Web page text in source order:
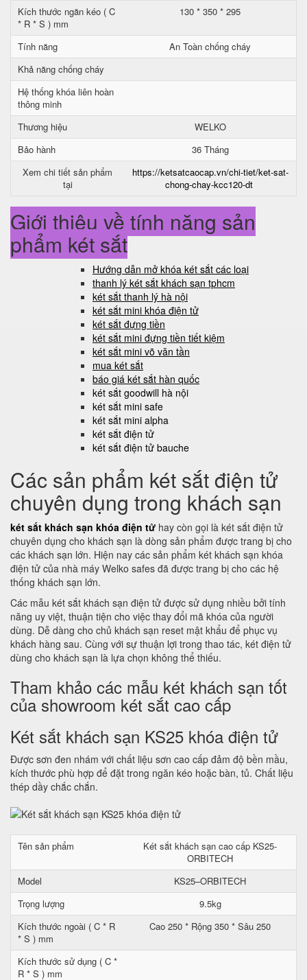
Kích thước ngăn kéo ( C
* R * S ) mm
130 * 350 * 295
Tính năng
An Toàn chống cháy
Khả năng chống cháy
Hệ thống khóa liên hoàn
thông minh
Thương hiệu
WELKO
Bảo hành
36 Tháng
Xem chi tiết sản phẩm
tại
https://ketsatcaocap.vn/chi-tiet/ket-sat-
chong-chay-kcc120-dt
Giới thiệu về tính năng sản
phẩm két sắt
Hướng dẫn mở khóa két sắt các loại
thanh lý két sắt khách sạn tphcm
két sắt thanh lý hà nội
két sắt mini khóa điện tử
két sắt đựng tiền
két sắt mini đựng tiền tiết kiệm
két sắt mini võ văn tần
mua két sắt
báo giá két sắt hàn quốc
két sắt goodwill hà nội
két sắt mini safe
két sắt mini alpha
két sắt điện tử
két sắt điện tử bauche
Các sản phẩm két sắt điện tử
chuyên dụng trong khách sạn
két sắt khách sạn khóa điện tử hay còn gọi là két sắt điện tử
chuyên dụng cho khách sạn là dòng sản phẩm được trang bị cho
các khách sạn lớn. Hiện nay các sản phẩm két khách sạn khóa
điện tử của nhà máy Welko safes đã được trang bị cho các hệ
thống khách sạn lớn.
Các mẫu két sắt khách sạn điện tử được sử dụng nhiều bởi tính
năng uy việt, thuận tiện cho việc thay đổi mã khóa của người
dùng. Dễ dàng cho chủ khách sạn reset mật khẩu để phục vụ
khách hàng sau. Cùng với sự thuận lợi trong thao tác, két điện tử
dùng cho khách sạn là lựa chọn không thể thiếu.
Tham khảo các mẫu két khách sạn tốt
của showroom két sắt cao cấp
Két sắt khách sạn KS25 khóa điện tử
Được sơn đen nhám với chất liệu sơn cao cấp đảm độ bền mầu,
kích thước phù hợp để đặt trong ngăn kéo hoặc bàn, tủ. Chất liệu
thép dầy chắc chắn.
Tên sản phẩm
Két sắt khách sạn cao cấp KS25-
ORBITECH
Model
KS25–ORBITECH
Trọng lượng
9.5kg
Kích thước ngoài ( C * R
* S ) mm
Cao 250 * Rộng 350 * Sâu 250
Kích thước sử dụng ( C *
R * S ) mm